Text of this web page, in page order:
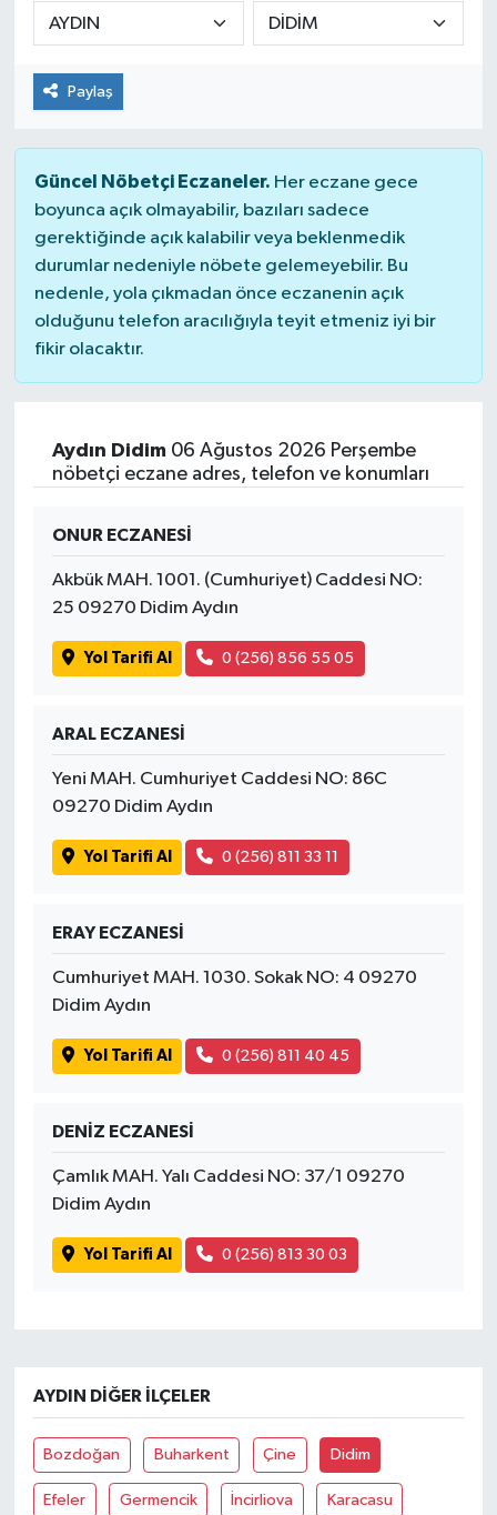
Paylaş
Güncel Nöbetçi Eczaneler. Her eczane gece
boyunca açık olmayabilir, bazıları sadece
gerektiğinde açık kalabilir veya beklenmedik
durumlar nedeniyle nöbete gelemeyebilir. Bu
nedenle, yola çıkmadan önce eczanenin açık
olduğunu telefon aracılığıyla teyit etmeniz iyi bir
fikir olacaktır.
Aydın Didim06 Ağustos 2026 Perşembe
nöbetçi eczane adres, telefon ve konumları
ONUR ECZANESİ
Akbük MAH. 1001. (Cumhuriyet) Caddesi NO:
25 09270 Didim Aydın
Yol Tarifi Al 0 (256) 856 55 05
ARAL ECZANESİ
Yeni MAH. Cumhuriyet Caddesi NO: 86C
09270 Didim Aydın
Yol Tarifi Al 0 (256) 811 33 11
ERAY ECZANESİ
Cumhuriyet MAH. 1030. Sokak NO: 4 09270
Didim Aydın
Yol Tarifi Al 0 (256) 811 40 45
DENİZ ECZANESİ
Çamlık MAH. Yalı Caddesi NO: 37/1 09270
Didim Aydın
Yol Tarifi Al 0 (256) 813 30 03
AYDIN DIĞER İLÇELER
Bozdoğan Buharkent Çine Didim
Efeler Germencik İncirliova Karacasu
Dursunbey
Edremit
EĞİTİM
EKONOMİ
Erdek
Gömeç
Havran
KENT GÜNDEMİ
Kepsut
MAGAZİN
OTOMOTİV
Resmi İlanlar
Savaştepe
SPOR
SÜRMANŞET